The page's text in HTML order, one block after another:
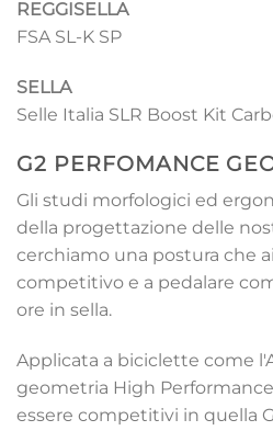
REGGISELLA
FSA SL-K SP
SELLA
Selle Italia SLR Boost Kit
G2 PERFOMANCE
Gli studi morfologici ed
della progettazione delle
cerchiamo una postura che
competitivo e a pedalare
ore in sella.
Applicata a biciclette come
geometria High
essere competitivi in quella